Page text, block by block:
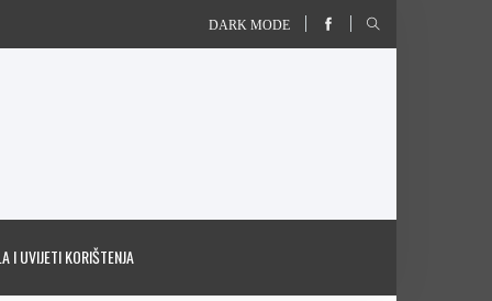
DARK MODE
I UVIJETI KORIŠTENJA